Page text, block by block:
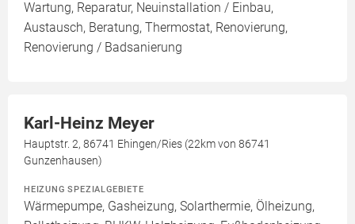
Wartung, Reparatur, Neuinstallation / Einbau,
Austausch, Beratung, Thermostat, Renovierung,
Renovierung / Badsanierung
Karl-Heinz Meyer
Hauptstr. 2, 86741 Ehingen/Ries (22km von 86741
Gunzenhausen)
HEIZUNG SPEZIALGEBIETE
Wärmepumpe, Gasheizung, Solarthermie, Ölheizung,